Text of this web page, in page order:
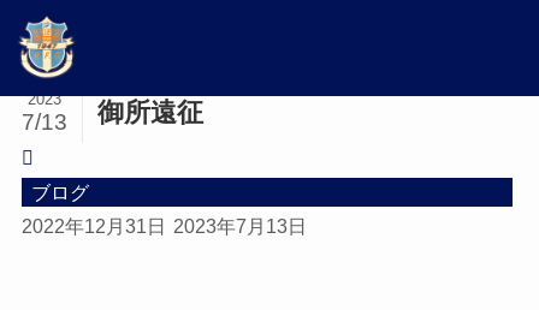
ホーム
御所遠征
2023
7/13
ブログ
2022年12月31日
2023年7月13日